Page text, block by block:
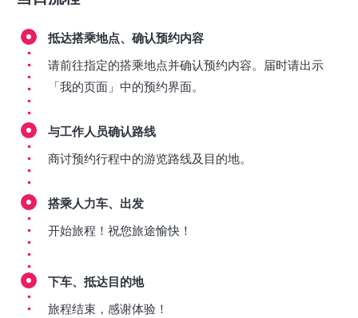
抵达搭乘地点、确认预约内容
请前往指定的搭乘地点并确认预约内容。届时请出示
「我的页面」中的预约界面。
与工作人员确认路线
商讨预约行程中的游览路线及目的地。
搭乘人力车、出发
开始旅程！祝您旅途愉快！
下车、抵达目的地
旅程结束，感谢体验！